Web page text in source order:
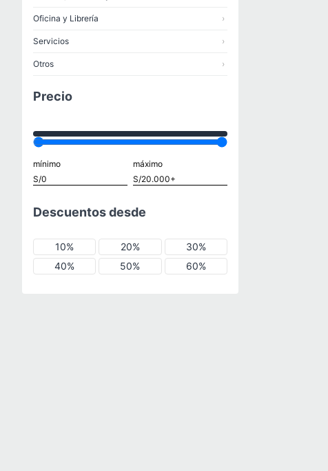
Oficina y Librería ›
Servicios ›
Otros ›
Precio
mínimo máximo
Descuentos desde
10% 20%
30%
40%
50% 60%